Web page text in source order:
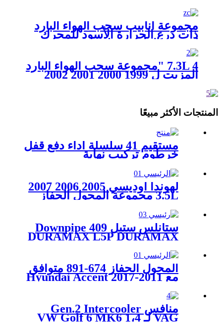
F450 F550 نزهة 6.0 لتر ديزل
مجموعة أنابيب سحب الهواء البارد
ذات درع الحرارة الأسود للمحرك
لشيفي كامارو 6.2 لتر V8 10-15
7.3L 4 "مجموعة سحب الهواء البارد
المزيت ل 1999 2000 2001 2002
المنتجات الأكثر مبيعًا
مستقيم 41 سلسلة أداء دفع قفل
خرطوم تركيب نهاية
لهوندا أوديسي 2005 2006 2007
3.5L مجموعة المحول الحفاز
LH RH
ستانلس ستيل 409 Downpipe
DURAMAX L5P DURAMAX
المحول الحفاز 674-891 متوافق
مع 2011-2017 Hyundai Accent
Soul 1.6L 51429 285102BEF1
منافس Gen.2 Intercooler
VAG لـ VW Golf 6 MK6 1،4